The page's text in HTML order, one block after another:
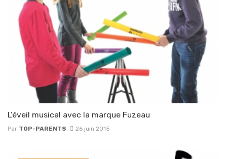
L’éveil musical avec la marque Fuzeau
Par TOP-PARENTS 26 juin 2015